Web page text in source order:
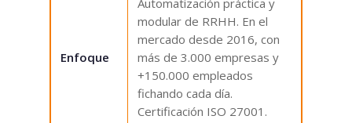
Enfoque
modular de RRHH. En el
mercado desde 2016, con
más de 3.000 empresas y
+150.000 empleados
fichando cada día.
Certificación ISO 27001.